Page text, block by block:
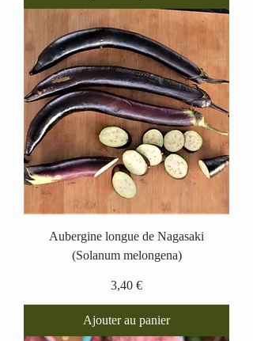
Aubergine longue de Nagasaki
(Solanum melongena)
Prix
3,40 €
Ajouter au panier